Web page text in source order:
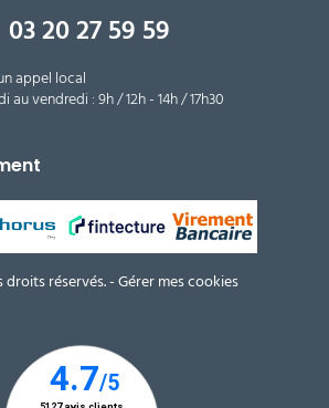
03 20 27 59 59
appel local
au vendredi : 9h / 12h - 14h / 17h30
réservés. -Gérer mes cookies